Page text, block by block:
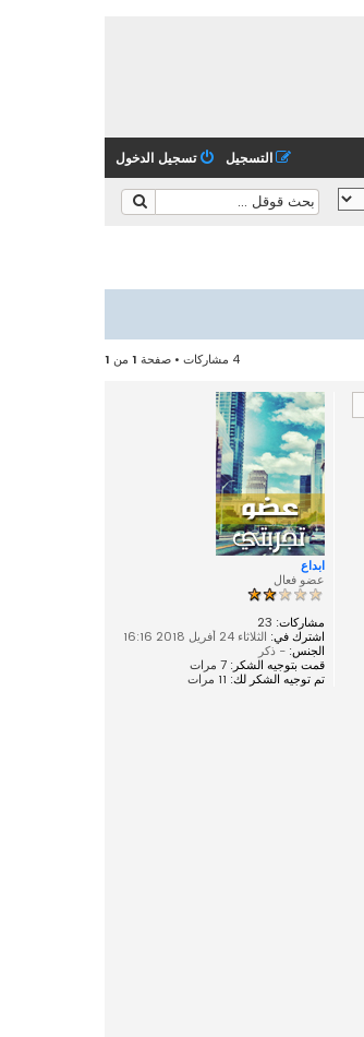
تسجيل الدخول التسجيل
4 مشاركات • صفحة 1 من 1
ابداع
عضو فعال
مشاركات: 23
اشترك في: الثلاثاء 24 أفريل 2018 16:16
الجنس: - ذكر
قمت بتوجيه الشكر: 7 مرات
تم توجيه الشكر لك: 11 مرات